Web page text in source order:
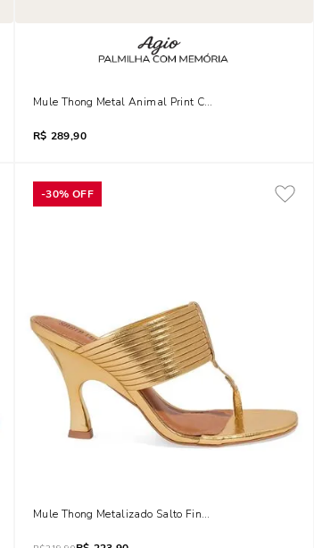
Mule Thong Metal Animal Print Cobra Salto Fino
R$ 289,90
-30% OFF
Mule Thong Metalizado Salto Fino Dourado